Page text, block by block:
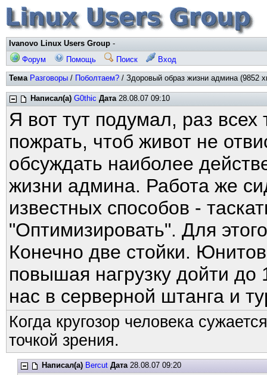
Ivanovo Linux Users Group -
Форум
Помощь Поиск Вход
Тема Разговоры / Поболтаем? / Здоровый образ жизни админа (9852
Написал(а) G0thic Дата28.08.07 09:10
Я вот тут подумал, раз всех
пожрать, чтоб живот не
обсуждать наиболее
жизни админа. Работа же
известных способов -
"Оптимизировать". Для
Конечно две стойки.
повышая нагрузку дойти до
нас в серверной штанга и
Когда кругозор человека
точкой зрения.
Написал(а) Bercut Дата28.08.07 09:20